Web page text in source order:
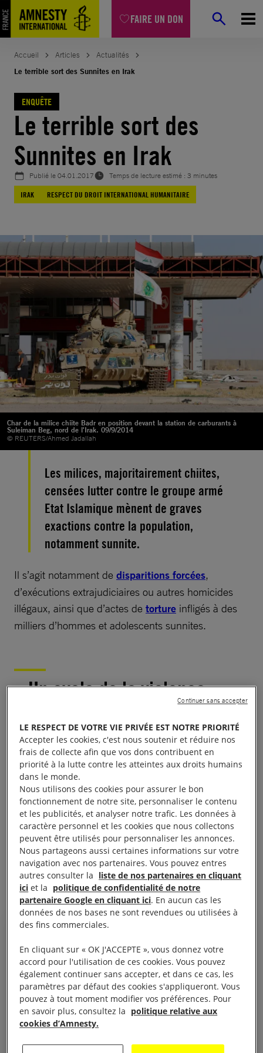
FAIRE UN DON
Aller
au
contenu
Accueil Articles
Actualités
Le terrible sort des Sunnites en Irak
ENQUÊTE
Le terrible sort des
Sunnites en Irak
Publié le04.01.2017
Temps de lecture estimé : 3 minutes
IRAK
RESPECT DU DROIT INTERNATIONAL HUMANITAIRE
Char de la milice chiite Badr en position devant la station de carburants à
Suleiman Beg, nord de l'Irak. 09/9/2014
© REUTERS/Ahmed Jadallah
Les milices, majoritairement chiites,
censées lutter contre le groupe armé
Etat Islamique mènent de graves
exactions contre la population,
notamment sunnite.
Il s’agit notamment de disparitions forcées,
d’exécutions extrajudiciaires ou autres homicides
illégaux, ainsi que d’actes de torture infligés à des
milliers d’hommes et adolescents sunnites.
Un cycle de la violence
Un homme de Muqdadiya nous a déclaré que son
frère Amer, âgé de 22 ans, comptait parmi 100
hommes et adolescents enlevés chez eux en janvier
2016 lorsque les milices des Unités de mobilisation
populaire se sont déchaînées en représailles d’un
attentat-suicide visant un café chiite de la ville. Les
miliciens ont également incendié et détruit des
mosquées, des boutiques et des propriétés
sunnites.
La première semaine des
événements, des miliciens ont
fait le tour de la ville dans des
voitures équipées de haut-
parleurs, demandant aux hommes
LE RESPECT DE VOTRE VIE PRIVÉE EST NOTRE PRIORITÉ
Accepter les cookies, c'est nous soutenir et réduire nos
frais de collecte afin que vos dons contribuent en
priorité à la lutte contre les atteintes aux droits humains
dans le monde.
Nous utilisons des cookies pour assurer le bon
fonctionnement de notre site, personnaliser le contenu
et les publicités, et analyser notre trafic. Les données à
caractère personnel et les cookies que nous collectons
peuvent être utilisés pour personnaliser les annonces.
Nous partageons aussi certaines informations sur votre
navigation avec nos partenaires. Vous pouvez entres
autres consulter la liste de nos partenaires en cliquant
ici et la politique de confidentialité de notre
partenaire Google en cliquant ici. En aucun cas les
données de nos bases ne sont revendues ou utilisées à
des fins commerciales.
En cliquant sur « OK J'ACCEPTE », vous donnez votre
accord pour l'utilisation de ces cookies. Vous pouvez
également continuer sans accepter, et dans ce cas, les
paramètres par défaut des cookies s'appliqueront. Vous
pouvez à tout moment modifier vos préférences. Pour
en savoir plus, consultez la politique relative aux
cookies d’Amnesty.
Continuer sans accepter